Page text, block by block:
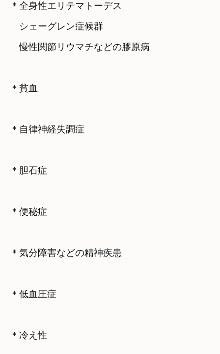
＊全身性エリテマトーデス
シェーグレン症候群
慢性関節リウマチなどの膠原病
＊貧血
＊自律神経失調症
＊胆石症
＊便秘症
＊気分障害などの精神疾患
＊低血圧症
＊冷え性